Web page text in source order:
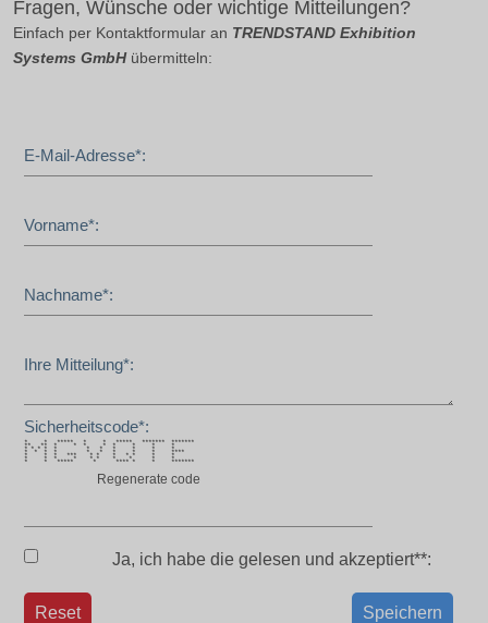
Fragen, Wünsche oder wichtige Mitteilungen?
Einfach per Kontaktformular an TRENDSTAND Exhibition
Systems GmbHübermitteln:
E-Mail-Adresse*:
Vorname*:
Nachname*:
Ihre Mitteilung*:
Sicherheitscode*:
* * ***** * * ***** ******* *******
** ** * * * * * * * *
* * * * * * * * * * *
* * * * * * * * * ****
* * * *** * * * * * * *
* * * * * * * * * *
* * ***** * **** * * *******
Regenerate code
Ja, ich habe die gelesen und akzeptiert**:
Speichern
Reset